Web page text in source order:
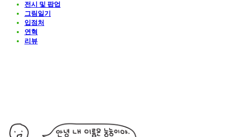
전시 및 팝업
그림일기
입점처
연혁
리뷰